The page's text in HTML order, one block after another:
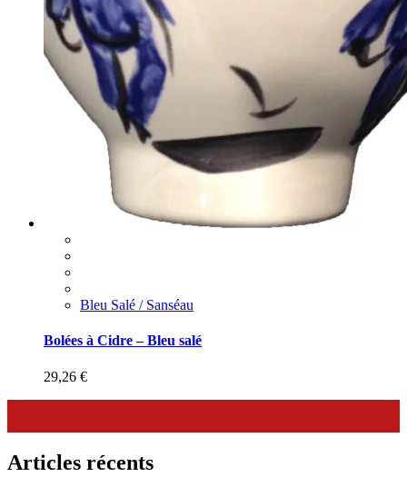
Bleu Salé / Sanséau
Bolées à Cidre – Bleu salé
29,26 €
Articles récents